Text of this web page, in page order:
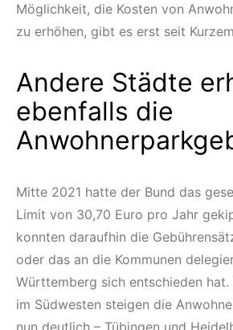
Möglichkeit, die Kosten von
zu erhöhen, gibt es erst seit
Andere Städte
ebenfalls die
Mitte 2021 hatte der Bund das
Limit von 30,70 Euro pro Jahr
konnten daraufhin die
oder das an die Kommunen
Württemberg sich entschieden hat.
im Südwesten steigen die